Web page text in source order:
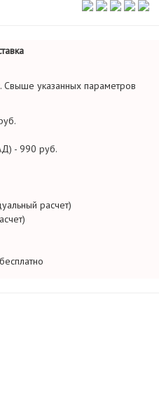
Свыше указанных параметров
- 990 руб.
расчет)